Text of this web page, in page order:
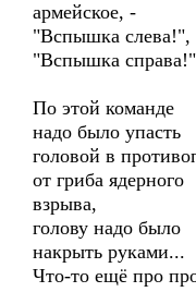
армейское, -
"Вспышка слева!",
"Вспышка
По этой команде
надо было упасть
головой в
от гриба ядерного
взрыва,
голову надо было
накрыть руками...
Что-то ещё про